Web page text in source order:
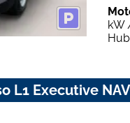
kW
L1 Executive